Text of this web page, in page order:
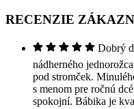
RECENZIE
Dobrý
nádherného
pod stromček.
s menom pre ročnú
spokojní. Bábika je